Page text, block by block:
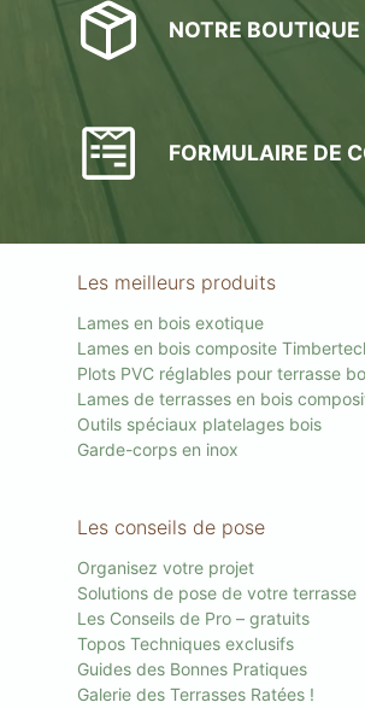
NOTRE BOUTIQUE
FORMULAIRE DE
Les meilleurs produits
Lames en bois exotique
Lames en bois composite
Plots PVC réglables pour terrasse
Lames de terrasses en bois
Outils spéciaux platelages bois
Garde-corps en inox
Les conseils de pose
Organisez votre projet
Solutions de pose de votre terrasse
Les Conseils de Pro – gratuits
Topos Techniques exclusifs
Guides des Bonnes Pratiques
Galerie des Terrasses Ratées !